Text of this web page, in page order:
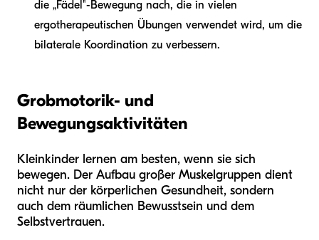
die „Fädel"-Bewegung nach, die in vielen
ergotherapeutischen Übungen verwendet wird, um die
bilaterale Koordination zu verbessern.
Grobmotorik- und
Bewegungsaktivitäten
Kleinkinder lernen am besten, wenn sie sich
bewegen. Der Aufbau großer Muskelgruppen dient
nicht nur der körperlichen Gesundheit, sondern
auch dem räumlichen Bewusstsein und dem
Selbstvertrauen.